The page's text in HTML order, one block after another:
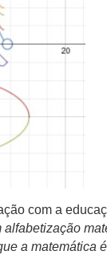
com a
alfabetização
a matemática